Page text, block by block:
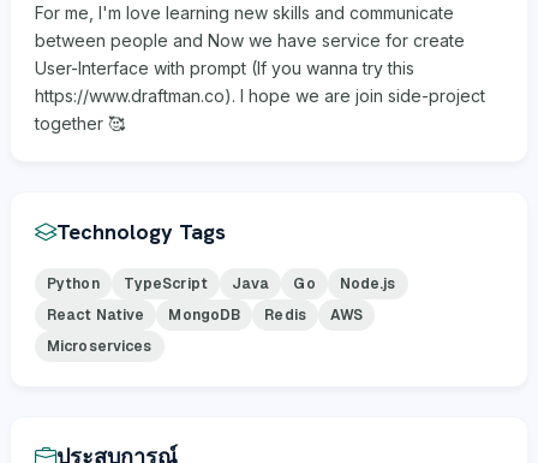
For me, I'm love learning new skills and communicate
between people and Now we have service for create
User-Interface with prompt (If you wanna try this
https://www.draftman.co). I hope we are join side-project
together 🥰
Technology Tags
Python TypeScript Java Go
Node.js
React Native
MongoDB Redis
AWS
Microservices
ประสบการณ์